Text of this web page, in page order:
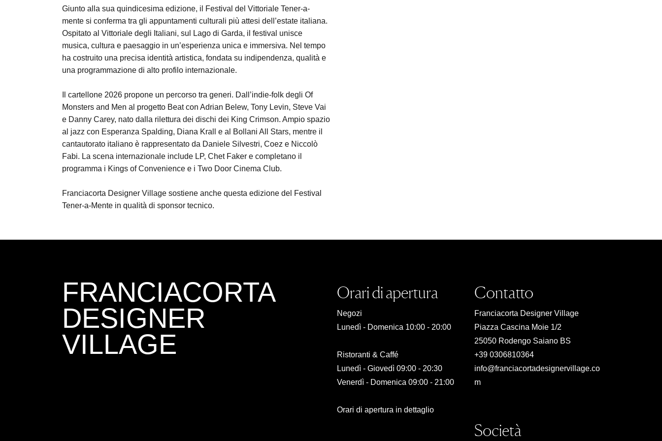
Giunto alla sua quindicesima edizione, il Festival del Vittoriale Tener-a-
mente si conferma tra gli appuntamenti culturali più attesi dell’estate italiana.
Ospitato al Vittoriale degli Italiani, sul Lago di Garda, il festival unisce
musica, cultura e paesaggio in un’esperienza unica e immersiva. Nel tempo
ha costruito una precisa identità artistica, fondata su indipendenza, qualità e
una programmazione di alto profilo internazionale.
Il cartellone 2026 propone un percorso tra generi. Dall’indie-folk degli Of
Monsters and Men al progetto Beat con Adrian Belew, Tony Levin, Steve Vai
e Danny Carey, nato dalla rilettura dei dischi dei King Crimson. Ampio spazio
al jazz con Esperanza Spalding, Diana Krall e al Bollani All Stars, mentre il
cantautorato italiano è rappresentato da Daniele Silvestri, Coez e Niccolò
Fabi. La scena internazionale include LP, Chet Faker e completano il
programma i Kings of Convenience e i Two Door Cinema Club.
Franciacorta Designer Village sostiene anche questa edizione del Festival
Tener-a-Mente in qualità di sponsor tecnico.
FRANCIACORTA
DESIGNER
VILLAGE
Orari di apertura
Negozi
Lunedì - Domenica 10:00 - 20:00
Ristoranti & Caffé
Lunedì - Giovedì 09:00 - 20:30
Venerdì - Domenica 09:00 - 21:00
Orari di apertura in dettaglio
Contatto
Franciacorta Designer Village
Piazza Cascina Moie 1/2
25050 Rodengo Saiano BS
+39 0306810364
info@franciacortadesignervillage.co
m
Società